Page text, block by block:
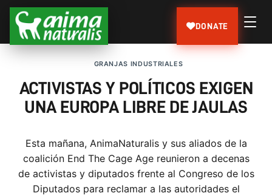
DONATE
GRANJAS INDUSTRIALES
ACTIVISTAS Y POLÍTICOS EXIGEN
UNA EUROPA LIBRE DE JAULAS
Esta mañana, AnimaNaturalis y sus aliados de la
coalición End The Cage Age reunieron a decenas
de activistas y diputados frente al Congreso de los
Diputados para reclamar a las autoridades el